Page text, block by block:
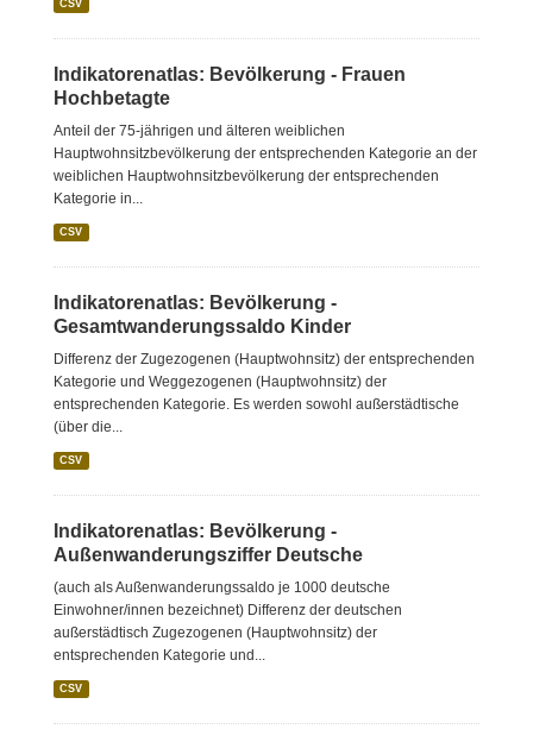
CSV
Indikatorenatlas: Bevölkerung - Frauen
Hochbetagte
Anteil der 75-jährigen und älteren weiblichen
Hauptwohnsitzbevölkerung der entsprechenden Kategorie an der
weiblichen Hauptwohnsitzbevölkerung der entsprechenden
Kategorie in...
CSV
Indikatorenatlas: Bevölkerung -
Gesamtwanderungssaldo Kinder
Differenz der Zugezogenen (Hauptwohnsitz) der entsprechenden
Kategorie und Weggezogenen (Hauptwohnsitz) der
entsprechenden Kategorie. Es werden sowohl außerstädtische
(über die...
CSV
Indikatorenatlas: Bevölkerung -
Außenwanderungsziffer Deutsche
(auch als Außenwanderungssaldo je 1000 deutsche
Einwohner/innen bezeichnet) Differenz der deutschen
außerstädtisch Zugezogenen (Hauptwohnsitz) der
entsprechenden Kategorie und...
CSV